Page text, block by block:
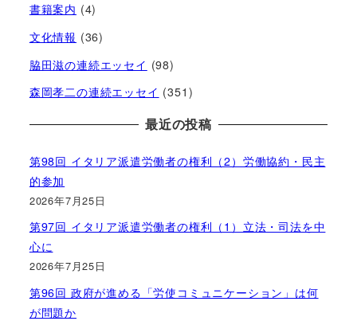
書籍案内 (4)
文化情報 (36)
脇田滋の連続エッセイ (98)
森岡孝二の連続エッセイ (351)
最近の投稿
第98回 イタリア派遣労働者の権利（2）労働協約・民主
的参加
2026年7月25日
第97回 イタリア派遣労働者の権利（1）立法・司法を中
心に
2026年7月25日
第96回 政府が進める「労使コミュニケーション」は何
が問題か